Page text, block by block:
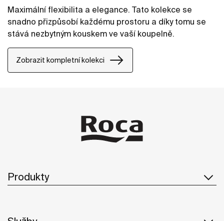
Maximální flexibilita a elegance. Tato kolekce se
snadno přizpůsobí každému prostoru a díky tomu se
stává nezbytným kouskem ve vaší koupelně.
Zobrazit kompletní kolekci
Produkty